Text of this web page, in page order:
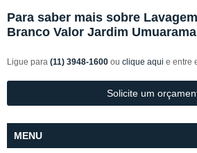
Para saber mais sobre
Branco Valor Jardim Umuarama
Ligue para (11) 3948-1600 ou clique aqui e entre
Solicite um
MENU